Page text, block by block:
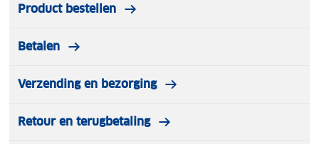
Product bestellen
Betalen
Verzending en bezorging
Retour en terugbetaling